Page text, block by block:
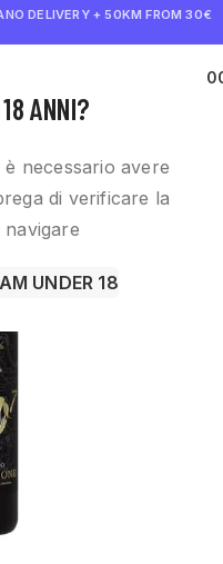
ANNI?
necessario avere
di verificare la
UNDER 18
DELIVERY + 50KM FROM 30€